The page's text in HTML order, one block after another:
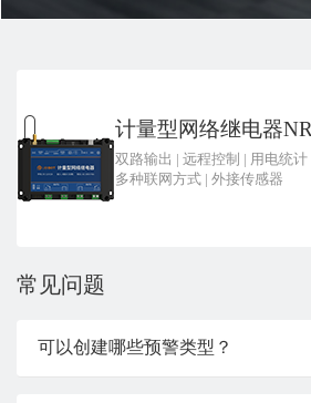
计量型网络继电器
双路输出 | 远程控制 | 用电统计
多种联网方式 | 外接传感器
常见问题
可以创建哪些预警类型？